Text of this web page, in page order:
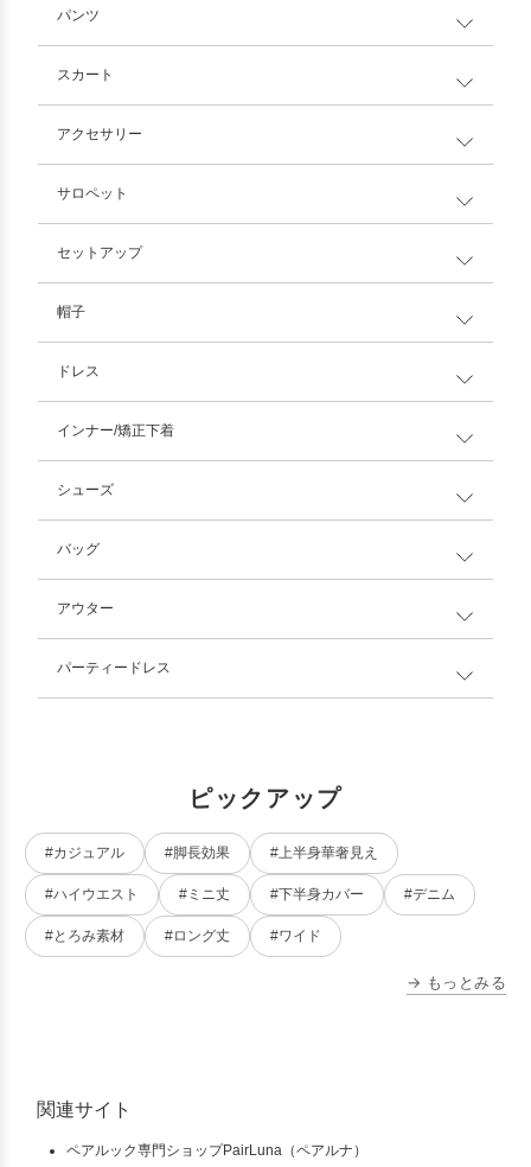
パンツ
スカート
アクセサリー
サロペット
セットアップ
帽子
ドレス
インナー/矯正下着
シューズ
バッグ
アウター
パーティードレス
ピックアップ
#カジュアル #脚長効果 #上半身華奢見え
#ハイウエスト #ミニ丈 #下半身カバー #デニム
#とろみ素材 #ロング丈 #ワイド
→ もっとみる
関連サイト
ペアルック専門ショップPairLuna（ペアルナ）